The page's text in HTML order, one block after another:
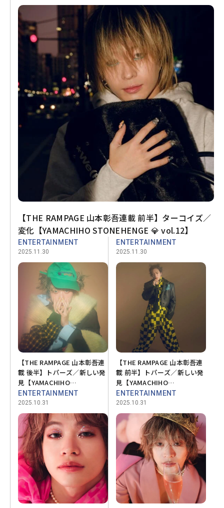
【THE RAMPAGE 山本彰吾連載 前半】ターコイズ／
変化【YAMACHIHO STONEHENGE 💎 vol.12】
ENTERTAINMENT
2025.11.30
【THE RAMPAGE 山本彰吾連
載 後半】トパーズ／新しい発
見【YAMACHIHO
STONEHENGE 💎 vol.11】
ENTERTAINMENT
2025.11.30
【THE RAMPAGE 山本彰吾連
載 前半】トパーズ／新しい発
見【YAMACHIHO
STONEHENGE 💎 vol.11】
ENTERTAINMENT
2025.10.31
ENTERTAINMENT
2025.10.31